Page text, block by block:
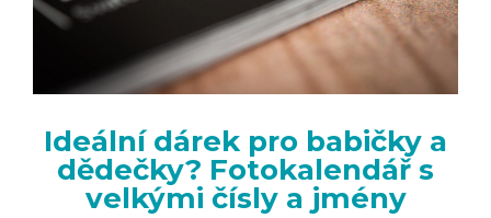
Ideální dárek pro babičky a
dědečky? Fotokalendář s
velkými čísly a jmény